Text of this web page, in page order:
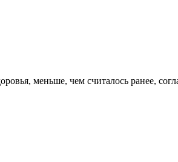
меньше, чем считалось ранее,